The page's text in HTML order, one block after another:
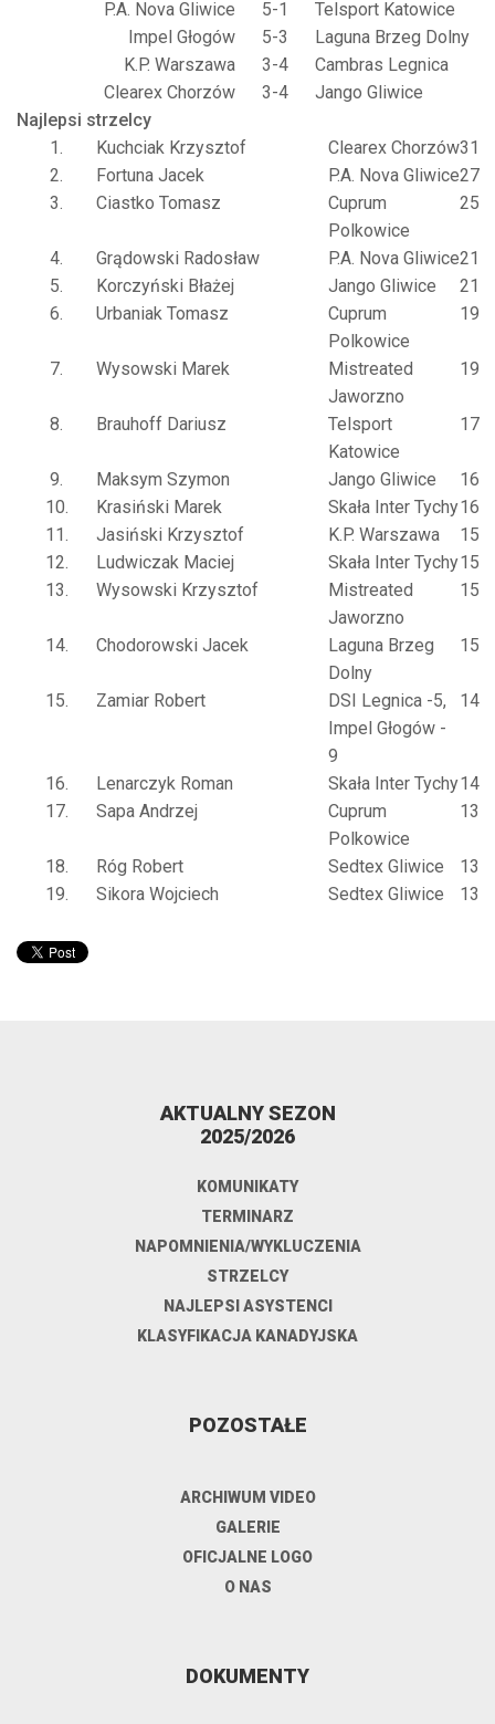
P.A. Nova Gliwice
5-1
Telsport Katowice
Impel Głogów
5-3
Laguna Brzeg Dolny
K.P. Warszawa
3-4
Cambras Legnica
Clearex Chorzów
3-4
Jango Gliwice
Najlepsi strzelcy
1.
Kuchciak Krzysztof Clearex Chorzów31
2.
Fortuna Jacek P.A. Nova Gliwice27
3.
Ciastko Tomasz
Cuprum
Polkowice
25
4. Grądowski Radosław P.A. Nova Gliwice21
5.
Korczyński Błażej Jango Gliwice
21
6.
Urbaniak Tomasz
Cuprum
Polkowice
19
7. Wysowski Marek
Mistreated
Jaworzno
19
8. Brauhoff Dariusz
Telsport
Katowice
17
9. Maksym Szymon Jango Gliwice
16
10.
Krasiński Marek Skała Inter Tychy16
11.
Jasiński Krzysztof K.P. Warszawa
15
12.
Ludwiczak Maciej Skała Inter Tychy15
13.
Wysowski Krzysztof
Mistreated
Jaworzno
15
14. Chodorowski Jacek
Laguna Brzeg
Dolny
15
15. Zamiar Robert
DSI Legnica -5,
Impel Głogów -
9
14
16. Lenarczyk Roman Skała Inter Tychy14
17.
Sapa Andrzej
Cuprum
Polkowice
13
18. Róg Robert Sedtex Gliwice
13
19.
Sikora Wojciech Sedtex Gliwice 13
AKTUALNY SEZON
2025/2026
KOMUNIKATY
TERMINARZ
NAPOMNIENIA/WYKLUCZENIA
STRZELCY
NAJLEPSI ASYSTENCI
KLASYFIKACJA KANADYJSKA
POZOSTAŁE
ARCHIWUM VIDEO
GALERIE
OFICJALNE LOGO
O NAS
DOKUMENTY